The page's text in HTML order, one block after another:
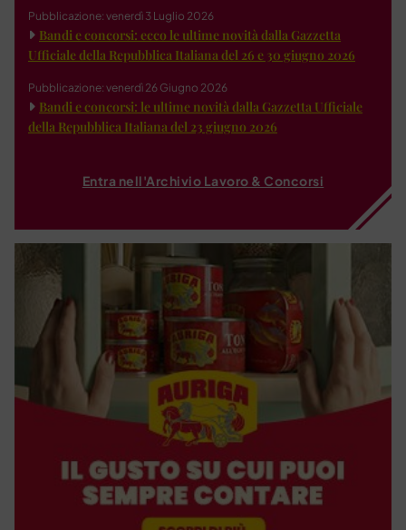
Pubblicazione: venerdì 3 Luglio 2026
Bandi e concorsi: ecco le ultime novità dalla Gazzetta
Ufficiale della Repubblica Italiana del 26 e 30 giugno 2026
Pubblicazione: venerdì 26 Giugno 2026
Bandi e concorsi: le ultime novità dalla Gazzetta Ufficiale
della Repubblica Italiana del 23 giugno 2026
Entra nell'Archivio Lavoro & Concorsi